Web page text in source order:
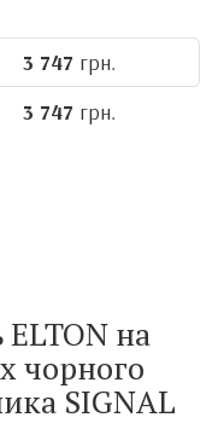
3 747 грн.
3 747 грн.
ELTON на
чорного
SIGNAL